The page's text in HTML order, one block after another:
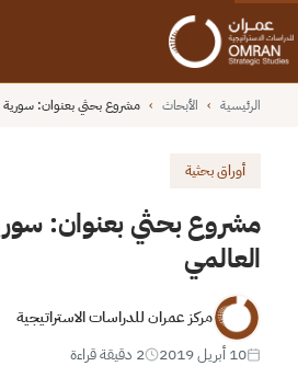
الرئيسية › الأبحاث › مشروع بحثي بعنوان: سورية
أوراق بحثية
مشروع بحثي بعنوان:
العالمي
مركز عمران للدراسات الاستراتيجية
10 أبريل 2019
2 دقيقة قراءة